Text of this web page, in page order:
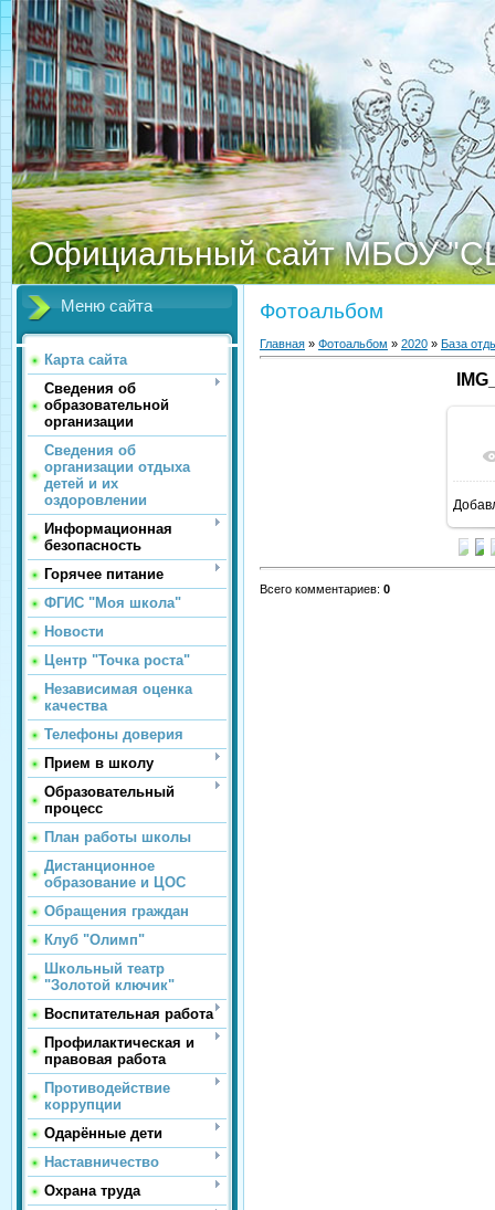
Официальный сайт МБОУ
Меню сайта
Карта сайта
Сведения об
образовательной
организации
Сведения об
организации отдыха
детей и их
оздоровлении
Информационная
безопасность
Горячее питание
ФГИС "Моя школа"
Новости
Центр "Точка роста"
Независимая оценка
качества
Телефоны доверия
Прием в школу
Образовательный
процесс
План работы школы
Дистанционное
образование и ЦОС
Обращения граждан
Клуб "Олимп"
Школьный театр
"Золотой ключик"
Воспитательная работа
Профилактическая и
правовая работа
Противодействие
коррупции
Одарённые дети
Наставничество
Охрана труда
Фотоальбом
Главная » Фотоальбом » 2020 » База
Всего комментариев: 0